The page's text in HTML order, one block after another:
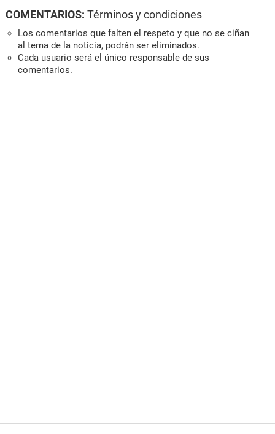
COMENTARIOS: Términos y condiciones
Los comentarios que falten el respeto y que no se ciñan
al tema de la noticia, podrán ser eliminados.
Cada usuario será el único responsable de sus
comentarios.